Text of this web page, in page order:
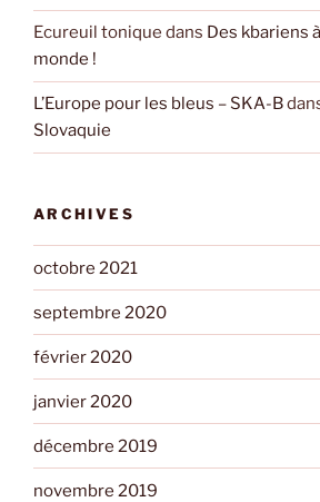
Ecureuil tonique dans Des kbariens
monde !
L’Europe pour les bleus – SKA-B
Slovaquie
ARCHIVES
octobre 2021
septembre 2020
février 2020
janvier 2020
décembre 2019
novembre 2019